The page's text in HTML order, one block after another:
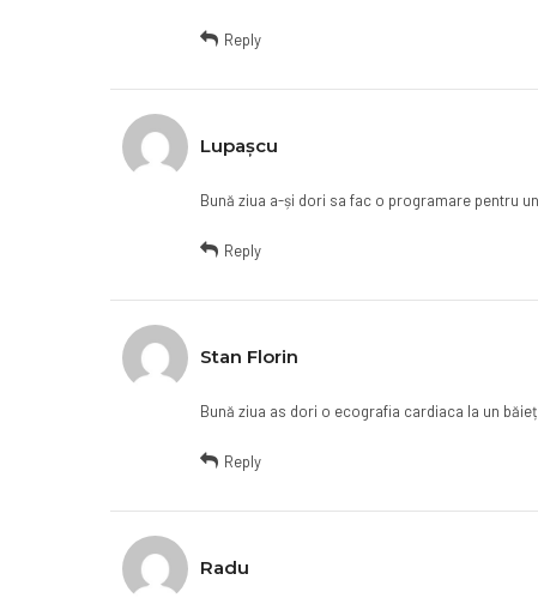
Reply
Lupașcu
Bună ziua a-și dori sa fac o programare pentru
Reply
Stan Florin
Bună ziua as dori o ecografia cardiaca la un
Reply
Radu